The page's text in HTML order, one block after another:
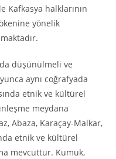
Kafkasya halklarının
yönelik
düşünülmeli ve
aynı coğrafyada
etnik ve kültürel
meydana
Abaza, Karaçay-Malkar,
etnik ve kültürel
mevcuttur. Kumuk,